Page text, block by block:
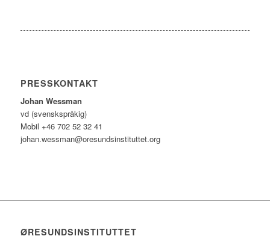
PRESSKONTAKT
Johan Wessman
vd (svenskspråkig)
Mobil +46 702 52 32 41
johan.wessman@oresundsinstituttet.org
ØRESUNDSINSTITUTTET